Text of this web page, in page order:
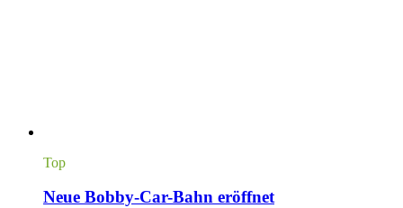
Top
Neue Bobby-Car-Bahn eröffnet